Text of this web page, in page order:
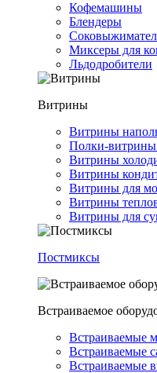
Кофемашины
Блендеры
Миксеры для
Льдодробители
Витрины
Витрины
Полки-витрины
Витрины
Витрины
Витрины для
Витрины
Витрины для
Постмиксы
Встраиваемое
Встраиваемые
Встраиваемые
Встраиваемые